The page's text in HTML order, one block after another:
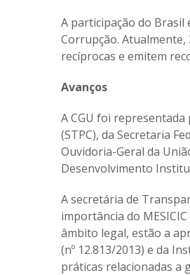
A participação do Brasil
Corrupção. Atualmente,
recíprocas e emitem
Avanços
A CGU foi
(STPC), da Secretaria
Ouvidoria-Geral da
Desenvolvimento
A secretária de
importância do
âmbito legal, estão a
(nº 12.813/2013) e da
práticas relacionadas a